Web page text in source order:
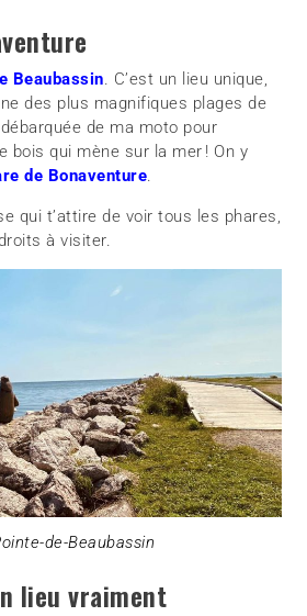
Beaubassin. C’est un lieu unique,
des plus magnifiques plages de
de ma moto pour
bois qui mène sur la mer ! On y
de Bonaventure.
qui t’attire de voir tous les phares,
à visiter.
de-Beaubassin
lieu vraiment